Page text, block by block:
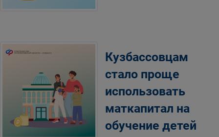
Кузбассовцам
стало проще
использовать
маткапитал на
обучение детей